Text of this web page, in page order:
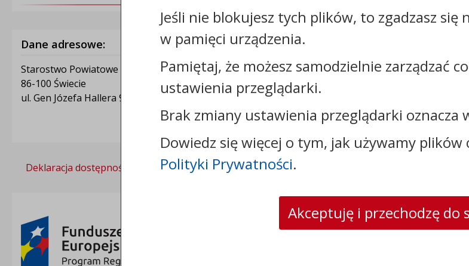
Dane adresowe:
Starostwo Powiatowe w Świeciu
86-100 Świecie
ul. Gen Józefa Hallera 9
Kontakt:
tel.:+48525683100
faks: +48525683102
e-mail:
skrytka ePUAP: /CSW/SkrytkaESP
strona www:
www.csw.pl
Deklaracja dostępności Polityka prywatności
Jeśli nie blokujesz tych plików, to zgadzasz się
w pamięci urządzenia.
Pamiętaj, że możesz samodzielnie zarządzać
ustawienia przeglądarki.
Brak zmiany ustawienia przeglądarki oznacza
Dowiedz się więcej o tym, jak używamy plików
Polityki Prywatności.
Akceptuję i przechodzę do